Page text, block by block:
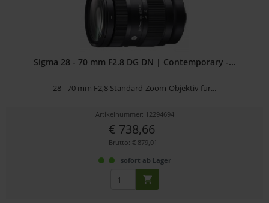
Sigma 28 - 70 mm F2.8 DG DN | Contemporary -...
28 - 70 mm F2,8 Standard-Zoom-Objektiv für...
Artikelnummer: 12294694
€ 738,66
Brutto: € 879,01
sofort ab Lager